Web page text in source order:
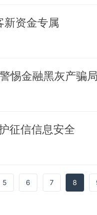
新资金专属
惕金融黑灰产骗局
征信信息安全
5 6 7 8